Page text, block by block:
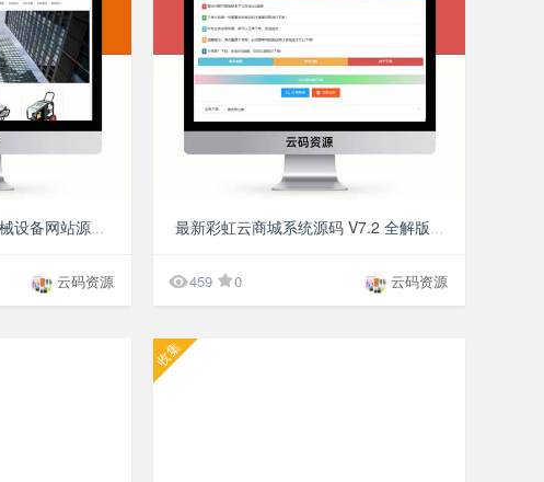
云码资源 459 0 云码资源
收集